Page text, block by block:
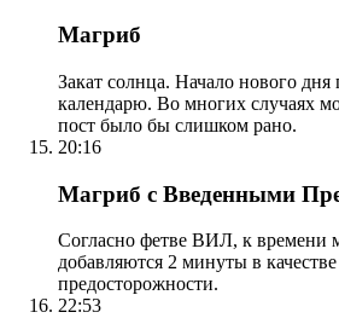
Магриб
Закат солнца. Начало нового дня
календарю. Во многих случаях
пост было бы слишком рано.
20:16
Магриб с Введенными
Согласно фетве ВИЛ, к времени
добавляются 2 минуты в
предосторожности.
22:53